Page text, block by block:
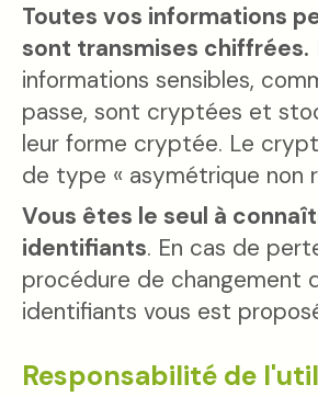
Toutes vos informations
sont transmises chiffrées.
informations sensibles,
passe, sont cryptées et
leur forme cryptée. Le
de type « asymétrique non
Vous êtes le seul à
identifiants. En cas de
procédure de changement
identifiants vous est
Responsabilité de